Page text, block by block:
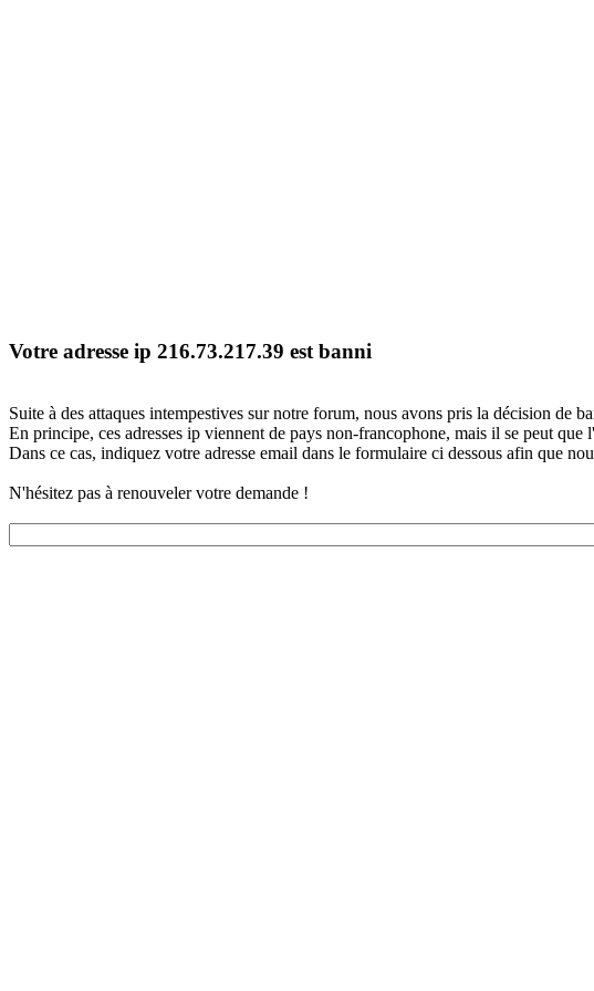
Votre adresse ip 216.73.217.39 est banni
Suite à des attaques intempestives sur notre forum, nous avons pris la décision de
En principe, ces adresses ip viennent de pays non-francophone, mais il se peut
Dans ce cas, indiquez votre adresse email dans le formulaire ci dessous afin que
N'hésitez pas à renouveler votre demande !